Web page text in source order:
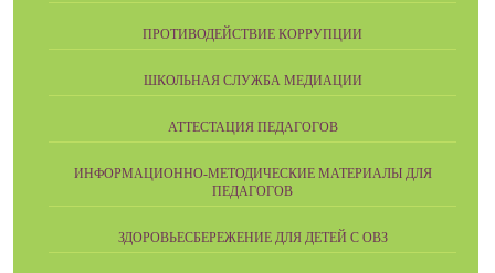
ПРОТИВОДЕЙСТВИЕ КОРРУПЦИИ
ШКОЛЬНАЯ СЛУЖБА МЕДИАЦИИ
АТТЕСТАЦИЯ ПЕДАГОГОВ
ИНФОРМАЦИОННО-МЕТОДИЧЕСКИЕ МАТЕРИАЛЫ ДЛЯ
ПЕДАГОГОВ
ЗДОРОВЬЕСБЕРЕЖЕНИЕ ДЛЯ ДЕТЕЙ С ОВЗ